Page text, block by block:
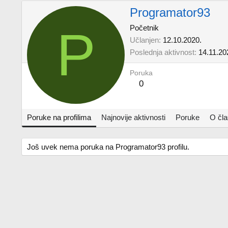
P
Programator93
Početnik
Učlanjen 12.10.2020.
Poslednja aktivnost
Poruka
0
Poruke na profilima Najnovije aktivnosti Poruke O
Još uvek nema poruka na Programator93 profilu.